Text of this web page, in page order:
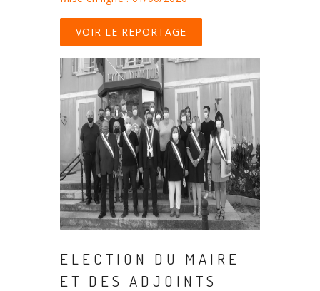
VOIR LE REPORTAGE
ELECTION DU MAIRE
ET DES ADJOINTS